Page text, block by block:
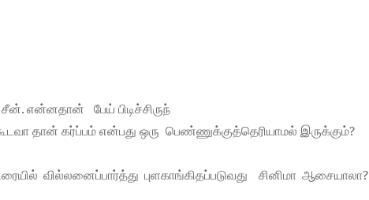
என்னதான் பேய் பிடிச்சிருந்
தான் கர்ப்பம் என்பது ஒரு பெண்ணுக்குத்தெரியாமல் இருக்கும்?
வில்லனைப்பார்த்து புளகாங்கிதப்படுவது சினிமா ஆசையாலா?